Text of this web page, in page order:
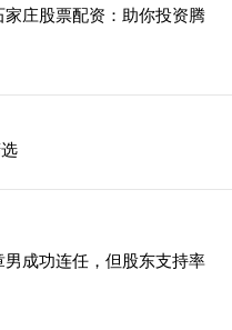
庄股票配资：助你投资腾
成功连任，但股东支持率